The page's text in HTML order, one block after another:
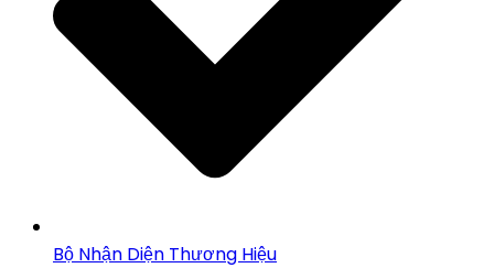
Bộ Nhận Diện Thương Hiệu